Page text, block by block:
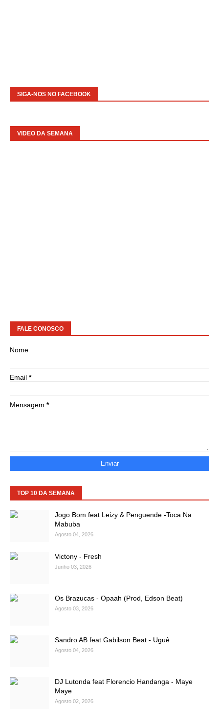
SIGA-NOS NO FACEBOOK
VIDEO DA SEMANA
FALE CONOSCO
Nome
Email *
Mensagem *
TOP 10 DA SEMANA
Jogo Bom feat Leizy & Penguende -Toca Na
Mabuba
Agosto 04, 2026
Victony - Fresh
Junho 03, 2026
Os Brazucas - Opaah (Prod, Edson Beat)
Agosto 03, 2026
Sandro AB feat Gabilson Beat - Uguê
Agosto 04, 2026
DJ Lutonda feat Florencio Handanga - Maye
Maye
Agosto 02, 2026